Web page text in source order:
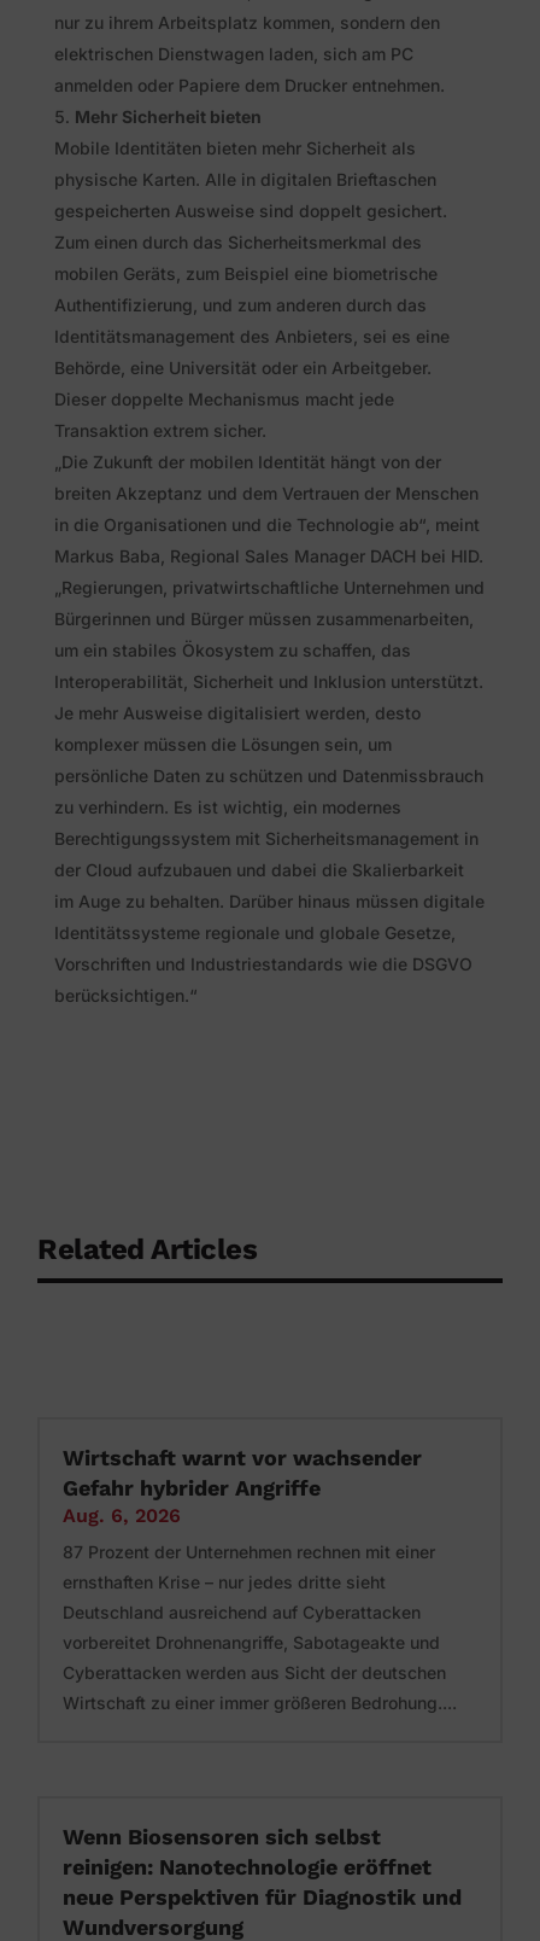
nur zu ihrem Arbeitsplatz kommen, sondern den
elektrischen Dienstwagen laden, sich am PC
anmelden oder Papiere dem Drucker entnehmen.
Mehr Sicherheit bieten
Mobile Identitäten bieten mehr Sicherheit als
physische Karten. Alle in digitalen Brieftaschen
gespeicherten Ausweise sind doppelt gesichert.
Zum einen durch das Sicherheitsmerkmal des
mobilen Geräts, zum Beispiel eine biometrische
Authentifizierung, und zum anderen durch das
Identitätsmanagement des Anbieters, sei es eine
Behörde, eine Universität oder ein Arbeitgeber.
Dieser doppelte Mechanismus macht jede
Transaktion extrem sicher.
„Die Zukunft der mobilen Identität hängt von der
breiten Akzeptanz und dem Vertrauen der Menschen
in die Organisationen und die Technologie ab“, meint
Markus Baba, Regional Sales Manager DACH bei HID.
„Regierungen, privatwirtschaftliche Unternehmen und
Bürgerinnen und Bürger müssen zusammenarbeiten,
um ein stabiles Ökosystem zu schaffen, das
Interoperabilität, Sicherheit und Inklusion unterstützt.
Je mehr Ausweise digitalisiert werden, desto
komplexer müssen die Lösungen sein, um
persönliche Daten zu schützen und Datenmissbrauch
zu verhindern. Es ist wichtig, ein modernes
Berechtigungssystem mit Sicherheitsmanagement in
der Cloud aufzubauen und dabei die Skalierbarkeit
im Auge zu behalten. Darüber hinaus müssen digitale
Identitätssysteme regionale und globale Gesetze,
Vorschriften und Industriestandards wie die DSGVO
berücksichtigen.“
Related Articles
Wirtschaft warnt vor wachsender
Gefahr hybrider Angriffe
Aug. 6, 2026
87 Prozent der Unternehmen rechnen mit einer
ernsthaften Krise – nur jedes dritte sieht
Deutschland ausreichend auf Cyberattacken
vorbereitet Drohnenangriffe, Sabotageakte und
Cyberattacken werden aus Sicht der deutschen
Wirtschaft zu einer immer größeren Bedrohung....
Wenn Biosensoren sich selbst
reinigen: Nanotechnologie eröffnet
neue Perspektiven für Diagnostik und
Wundversorgung